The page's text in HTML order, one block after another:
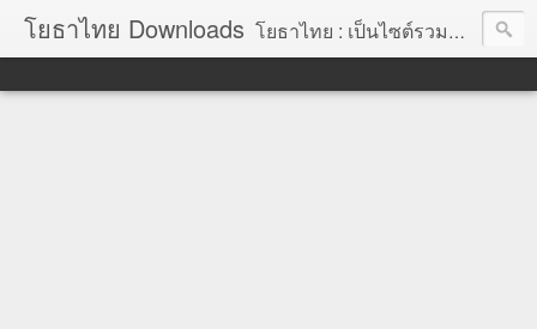
โยธาไทย Downloads โยธาไทย : เป็นไซต์รวมข้อมูลความรู้ สำหรับช่างโยธา นายช่างโยธา วิศวกรโยธา ตลอดจนความรู้สำหรับผู้ที่ปฏิบัติงานในองค์กรปกครองส่วนท้องถิ่น จัดทำโดย นายอภิสิทธิ์ มากสุวรรณ โยธา, โยธาไทย,ช่างโยธา, นายช่างโยธา,วิศวกร, วิศวกรรม, ราคากลาง,หลักเกณฑ์การคำนวณราคากลาง, ราคาวัสดุก่อสร้าง, ราคาพาณิชย์จังหวัด, ค่าขนส่ง, ค่าเสื่อม, ค่าอำนวยการ, ถอดแบบ, ไม้แบบ, วัสดุก่อสร้าง, ค่าแรง, ค่าแรงงาน, ค่าแรงงานคน, ไม้แบบ, การถอดวัสดุ